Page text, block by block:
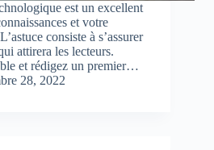
est un excellent
et votre
consiste à s’assurer
attirera les lecteurs.
et rédigez un premier…
28, 2022